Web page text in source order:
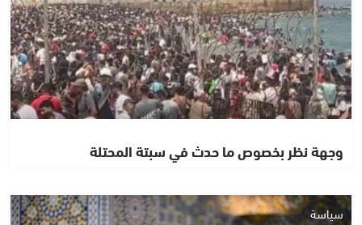
وجهة نظر بخصوص ما حدث في سبتة المحتلة
سياسة